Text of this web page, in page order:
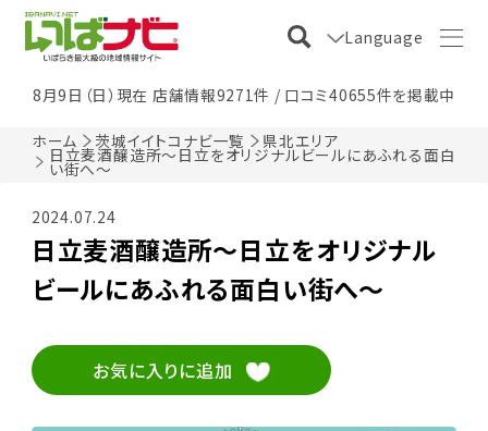
Language
8月9日（日）現在 店舗情報9271件 / 口コミ40655件を掲載中
ホーム 茨城イイトコナビ一覧 県北エリア
日立麦酒醸造所～日立をオリジナルビールにあふれる面白
い街へ～
2024.07.24
日立麦酒醸造所～日立をオリジナル
ビールにあふれる面白い街へ～
お気に入りに追加